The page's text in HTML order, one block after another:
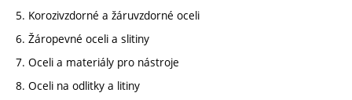
5. Korozivzdorné a žáruvzdorné oceli
6. Žáropevné oceli a slitiny
7. Oceli a materiály pro nástroje
8. Oceli na odlitky a litiny